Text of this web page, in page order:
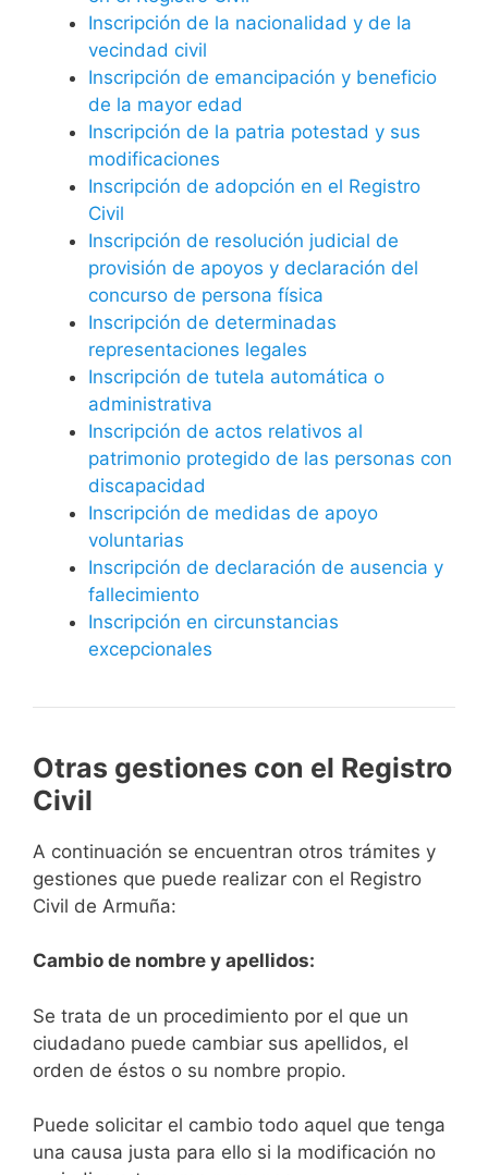
Inscripción de la nacionalidad y de la
vecindad civil
Inscripción de emancipación y beneficio
de la mayor edad
Inscripción de la patria potestad y sus
modificaciones
Inscripción de adopción en el Registro
Civil
Inscripción de resolución judicial de
provisión de apoyos y declaración del
concurso de persona física
Inscripción de determinadas
representaciones legales
Inscripción de tutela automática o
administrativa
Inscripción de actos relativos al
patrimonio protegido de las personas con
discapacidad
Inscripción de medidas de apoyo
voluntarias
Inscripción de declaración de ausencia y
fallecimiento
Inscripción en circunstancias
excepcionales
Otras gestiones con el Registro
Civil
A continuación se encuentran otros trámites y
gestiones que puede realizar con el Registro
Civil de Armuña:
Cambio de nombre y apellidos:
Se trata de un procedimiento por el que un
ciudadano puede cambiar sus apellidos, el
orden de éstos o su nombre propio.
Puede solicitar el cambio todo aquel que tenga
una causa justa para ello si la modificación no